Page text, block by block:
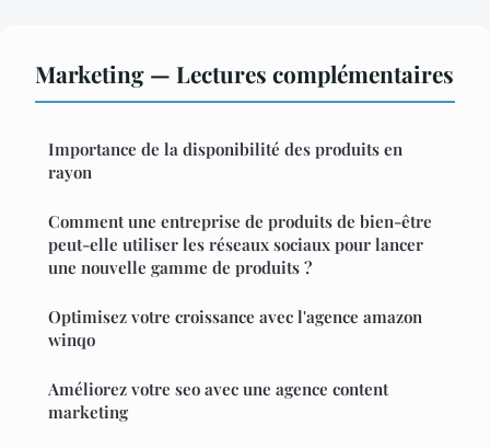
Marketing — Lectures complémentaires
Importance de la disponibilité des produits en
rayon
Comment une entreprise de produits de bien-être
peut-elle utiliser les réseaux sociaux pour lancer
une nouvelle gamme de produits ?
Optimisez votre croissance avec l'agence amazon
winqo
Améliorez votre seo avec une agence content
marketing